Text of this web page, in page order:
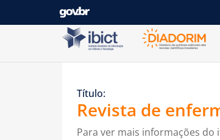
Pular para o conteúdo
Título:
Revista de
Para ver mais informações do